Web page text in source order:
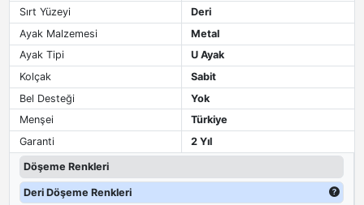
Sırt Yüzeyi
Deri
Ayak Malzemesi
Metal
Ayak Tipi
U Ayak
Kolçak
Sabit
Bel Desteği
Yok
Menşei
Türkiye
Garanti
2 Yıl
Döşeme Renkleri
Deri Döşeme Renkleri